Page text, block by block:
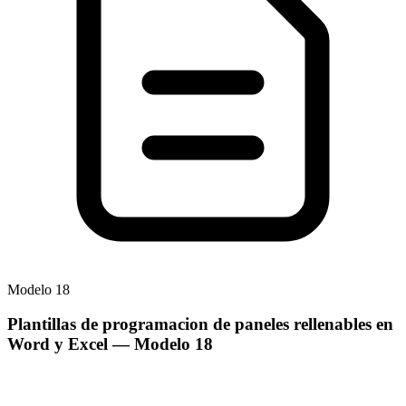
Modelo 18
Plantillas de programacion de paneles rellenables en
Word y Excel— Modelo 18